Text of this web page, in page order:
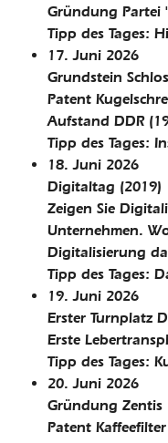
Gründung Partei
Tipp des Tages:
17. Juni 2026
Grundstein
Patent
Aufstand DDR
Tipp des Tages:
18. Juni 2026
Digitaltag (2019)
Zeigen Sie
Unternehmen.
Digitalisierung
Tipp des Tages:
19. Juni 2026
Erster Turnplatz D
Erste
Tipp des Tages:
20. Juni 2026
Gründung Zentis
Patent Kaffeefilter